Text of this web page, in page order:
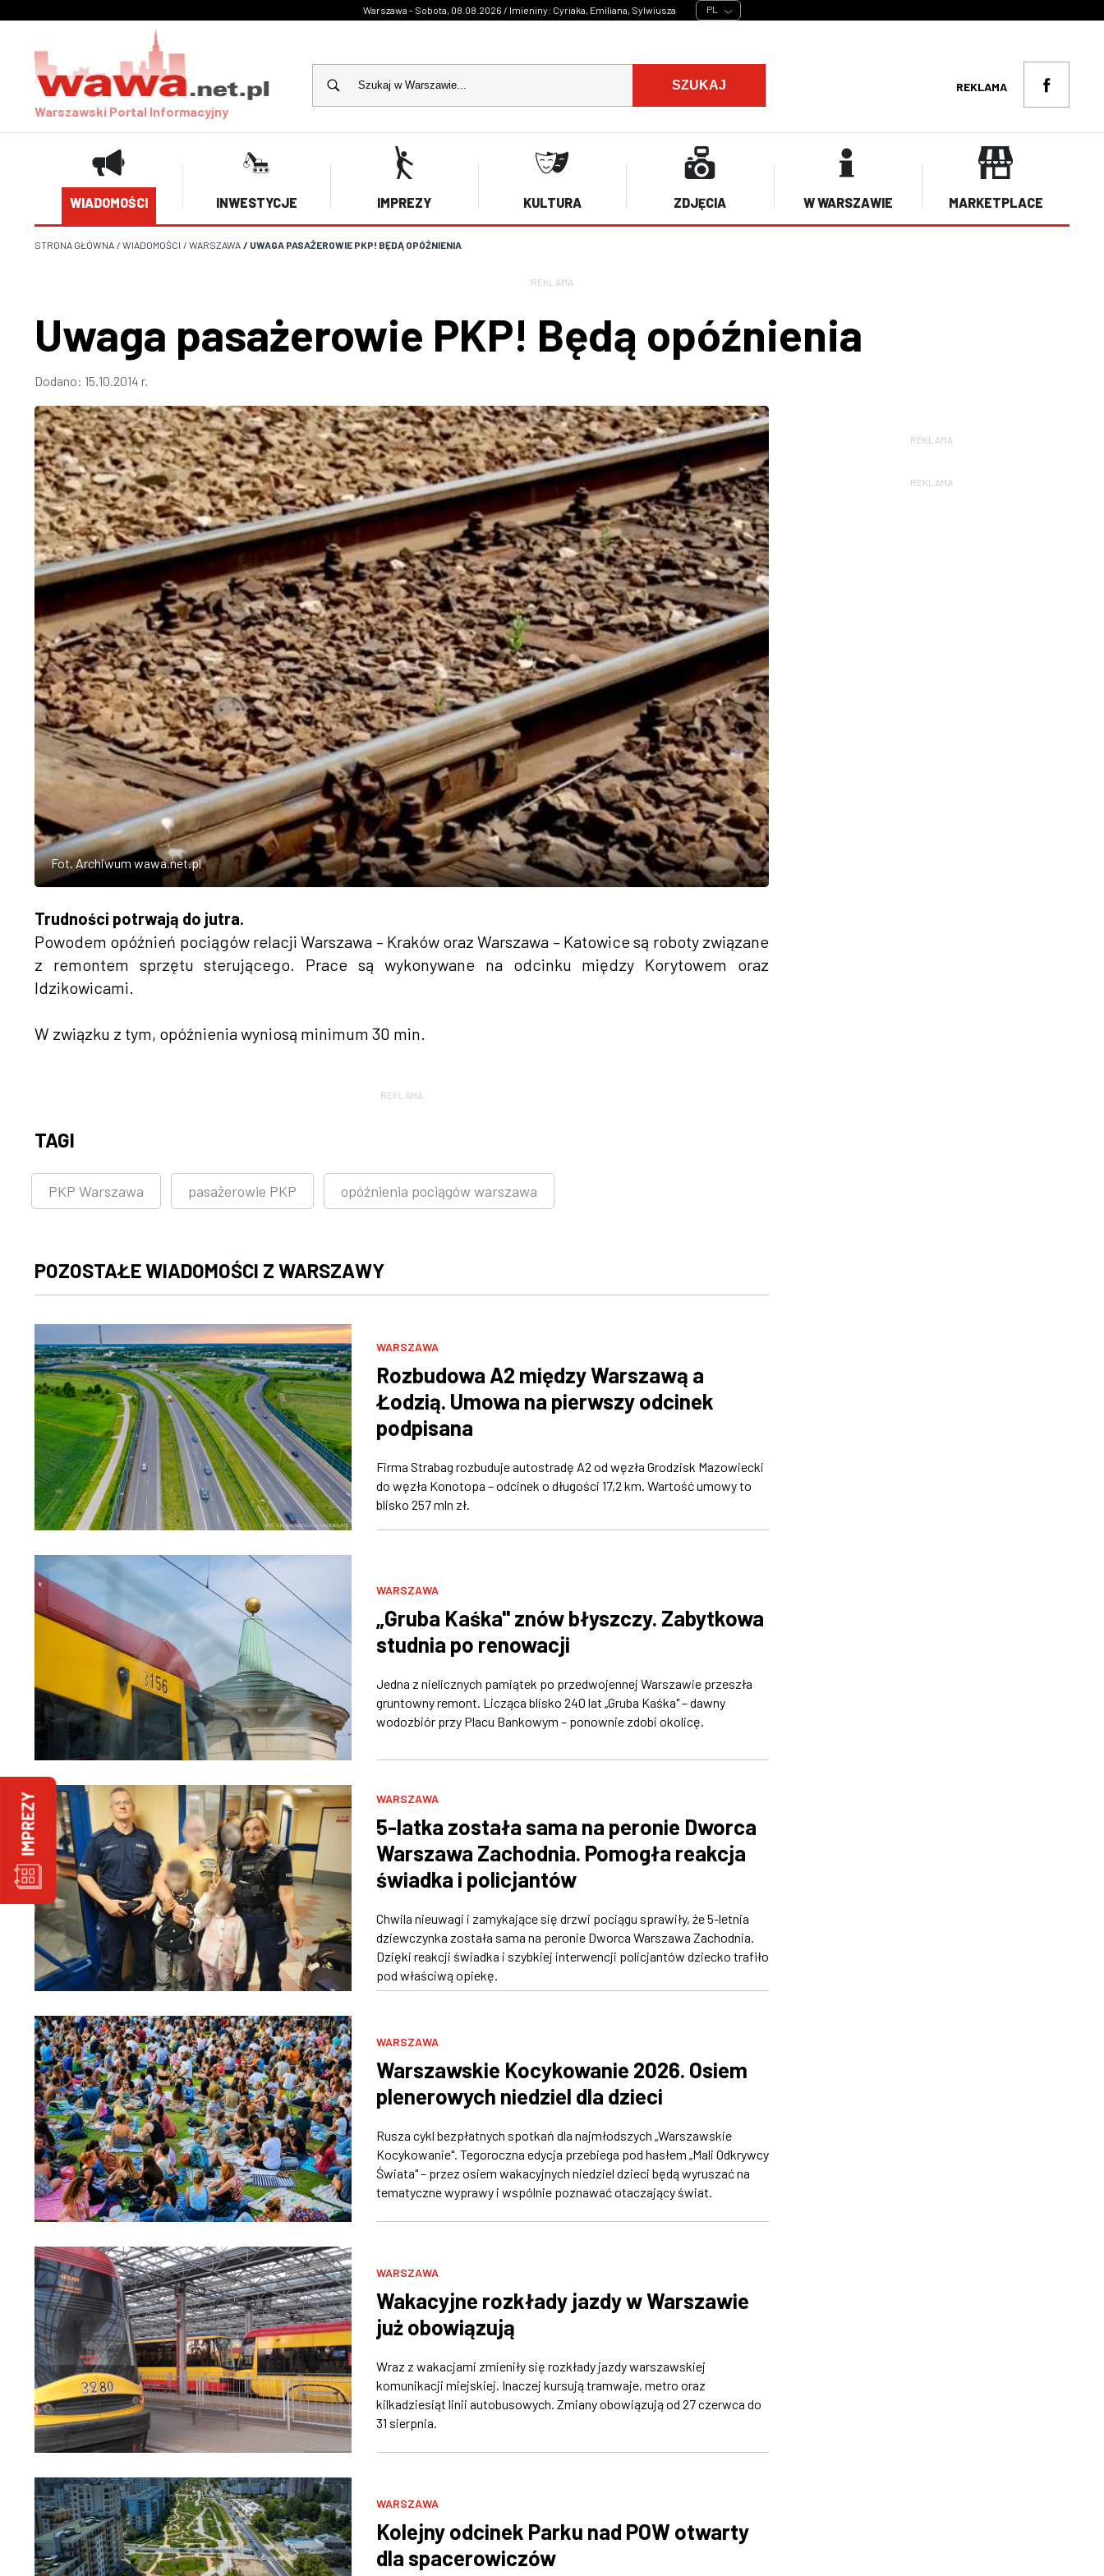
Warszawa - Sobota, 08.08.2026 / Imieniny: Cyriaka, Emiliana, Sylwiusza PL
Warszawski Portal Informacyjny
SZUKAJ REKLAMA
WIADOMOŚCI INWESTYCJE IMPREZY KULTURA ZDJĘCIA W WARSZAWIE MARKETPLACE
STRONA GŁÓWNA / WIADOMOŚCI / WARSZAWA / UWAGA PASAŻEROWIE PKP! BĘDĄ OPÓŹNIENIA
REKLAMA
Uwaga pasażerowie PKP! Będą opóźnienia
Dodano: 15.10.2014 r.
Fot. Archiwum wawa.net.pl
Trudności potrwają do jutra.
Powodem opóźnień pociągów relacji Warszawa – Kraków oraz Warszawa – Katowice są roboty związane
z remontem sprzętu sterującego. Prace są wykonywane na odcinku między Korytowem oraz
Idzikowicami.
W związku z tym, opóźnienia wyniosą minimum 30 min.
REKLAMA
TAGI
PKP Warszawa pasażerowie PKP opóźnienia pociągów warszawa
POZOSTAŁE WIADOMOŚCI Z WARSZAWY
WARSZAWA
Rozbudowa A2 między Warszawą a
Łodzią. Umowa na pierwszy odcinek
podpisana
Firma Strabag rozbuduje autostradę A2 od węzła Grodzisk Mazowiecki
do węzła Konotopa – odcinek o długości 17,2 km. Wartość umowy to
blisko 257 mln zł.
WARSZAWA
„Gruba Kaśka" znów błyszczy. Zabytkowa
studnia po renowacji
Jedna z nielicznych pamiątek po przedwojennej Warszawie przeszła
gruntowny remont. Licząca blisko 240 lat „Gruba Kaśka" – dawny
wodozbiór przy Placu Bankowym – ponownie zdobi okolicę.
WARSZAWA
5-latka została sama na peronie Dworca
Warszawa Zachodnia. Pomogła reakcja
świadka i policjantów
Chwila nieuwagi i zamykające się drzwi pociągu sprawiły, że 5-letnia
dziewczynka została sama na peronie Dworca Warszawa Zachodnia.
Dzięki reakcji świadka i szybkiej interwencji policjantów dziecko trafiło
pod właściwą opiekę.
WARSZAWA
Warszawskie Kocykowanie 2026. Osiem
plenerowych niedziel dla dzieci
Rusza cykl bezpłatnych spotkań dla najmłodszych „Warszawskie
Kocykowanie". Tegoroczna edycja przebiega pod hasłem „Mali Odkrywcy
Świata" – przez osiem wakacyjnych niedziel dzieci będą wyruszać na
tematyczne wyprawy i wspólnie poznawać otaczający świat.
WARSZAWA
Wakacyjne rozkłady jazdy w Warszawie
już obowiązują
Wraz z wakacjami zmieniły się rozkłady jazdy warszawskiej
komunikacji miejskiej. Inaczej kursują tramwaje, metro oraz
kilkadziesiąt linii autobusowych. Zmiany obowiązują od 27 czerwca do
31 sierpnia.
WARSZAWA
Kolejny odcinek Parku nad POW otwarty
dla spacerowiczów
REKLAMA
REKLAMA
IMPREZY